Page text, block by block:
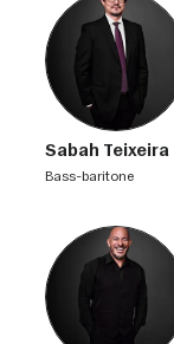
Sabah Teixeira
bass-baritone